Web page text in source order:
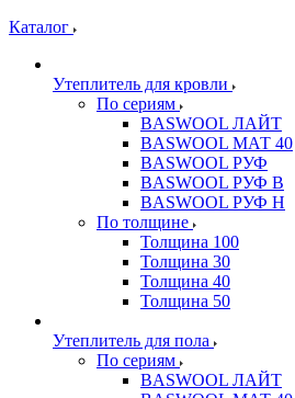
Каталог
Утеплитель для кровли
По сериям
BASWOOL ЛАЙТ
BASWOOL МАТ 40
BASWOOL РУФ
BASWOOL РУФ В
BASWOOL РУФ Н
По толщине
Толщина 100
Толщина 30
Толщина 40
Толщина 50
Утеплитель для пола
По сериям
BASWOOL ЛАЙТ